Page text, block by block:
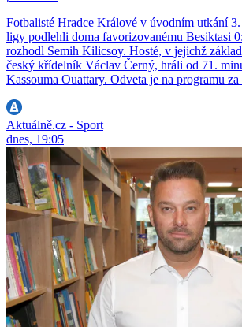
Fotbalisté Hradce Králové v úvodním utkání
ligy podlehli doma favorizovanému Besiktasi
rozhodl Semih Kilicsoy. Hosté, v jejichž
český křídelník Václav Černý, hráli od 71.
Kassouma Ouattary. Odveta je na programu
Aktuálně.cz - Sport
dnes, 19:05